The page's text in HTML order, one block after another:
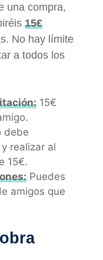
una compra,
15€
No hay límite
a todos los
15€
debe
realizar al
15€.
Puedes
amigos que